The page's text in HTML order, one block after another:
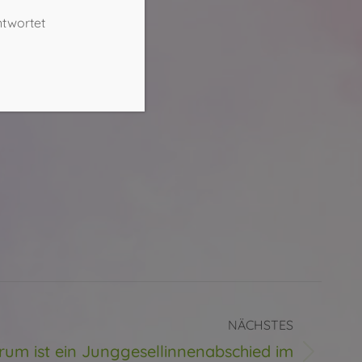
NÄCHSTES
ist ein Junggesellinnenabschied im